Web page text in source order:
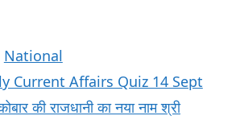
National
Current Affairs Quiz 14 Sept
की राजधानी का नया नाम श्री